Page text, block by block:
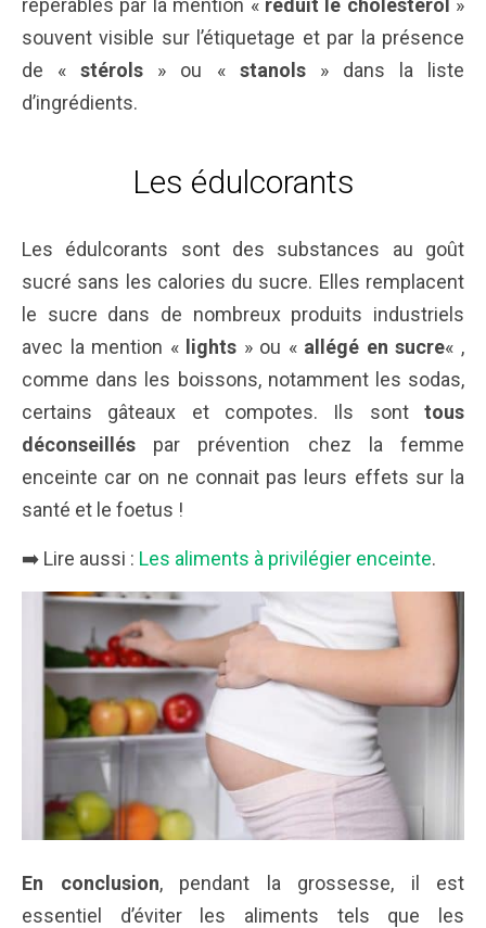
souvent visible sur l’étiquetage et par la présence
de «stérols » ou « stanols» dans la liste
d’ingrédients.
Les édulcorants
Les édulcorants sont des substances au goût
sucré sans les calories du sucre. Elles remplacent
le sucre dans de nombreux produits industriels
avec la mention « lights » ou « allégé en sucre« ,
comme dans les boissons, notamment les sodas,
certains gâteaux et compotes. Ils sont tous
déconseillés par prévention chez la femme
enceinte car on ne connait pas leurs effets sur la
santé et le foetus !
➡️ Lire aussi : Les aliments à privilégier enceinte.
En conclusion, pendant la grossesse, il est
essentiel d’éviter les aliments tels que les